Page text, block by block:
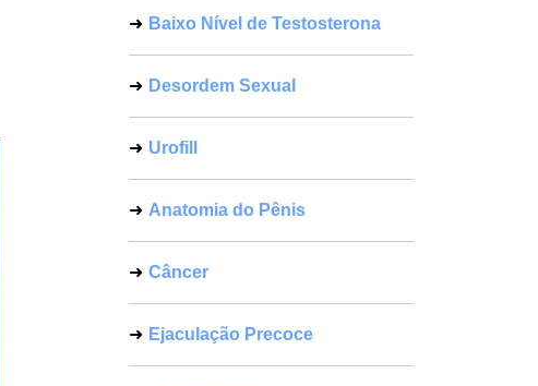
Baixo Nível de Testosterona
Desordem Sexual
Urofill
Anatomia do Pênis
Câncer
Ejaculação Precoce